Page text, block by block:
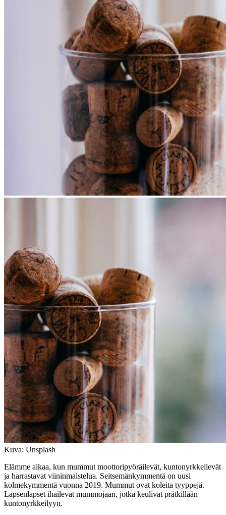
Kuva: Unsplash
Elämme aikaa, kun mummut moottoripyöräilevät, kuntonyrkkeilevät
ja harrastavat viininmaistelua. Seitsemänkymmentä on uusi
kolmekymmentä vuonna 2019. Mummut ovat koleita tyyppejä.
Lapsenlapset ihailevat mummojaan, jotka keulivat prätkillään
kuntonyrkkeilyyn.